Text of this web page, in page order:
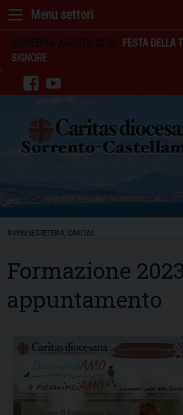
Skip
content
GIOVEDÌ 06 AGOSTO 2026
FESTA DELLA
SIGNORE
facebookyoutube
AVVISI SEGRETERIA CARITAS
Formazione
appuntamento